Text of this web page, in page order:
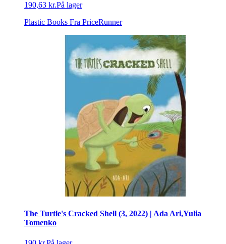
190,63 kr.På lager
Plastic Books Fra PriceRunner
The Turtle's Cracked Shell (3, 2022) | Ada Ari,Yulia
Tomenko